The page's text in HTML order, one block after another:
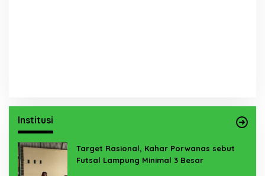
Institusi
Target Rasional, Kahar Porwanas sebut
Futsal Lampung Minimal 3 Besar